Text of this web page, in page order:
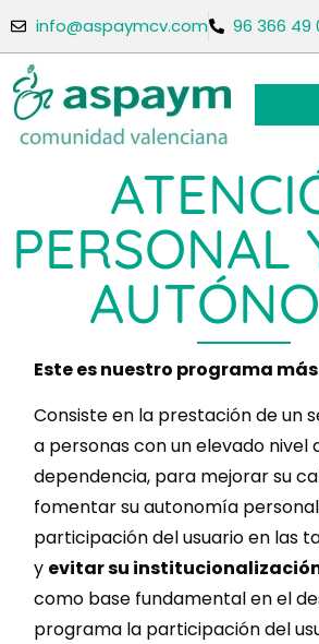
info@aspaymcv.com 96 366 49
PERSONAL
Este es nuestro programa
Consiste en la prestación de un
a personas con un elevado nivel
dependencia, para mejorar su
fomentar su autonomía
participación del usuario en las
y evitar su
como base fundamental en el
programa la participación del